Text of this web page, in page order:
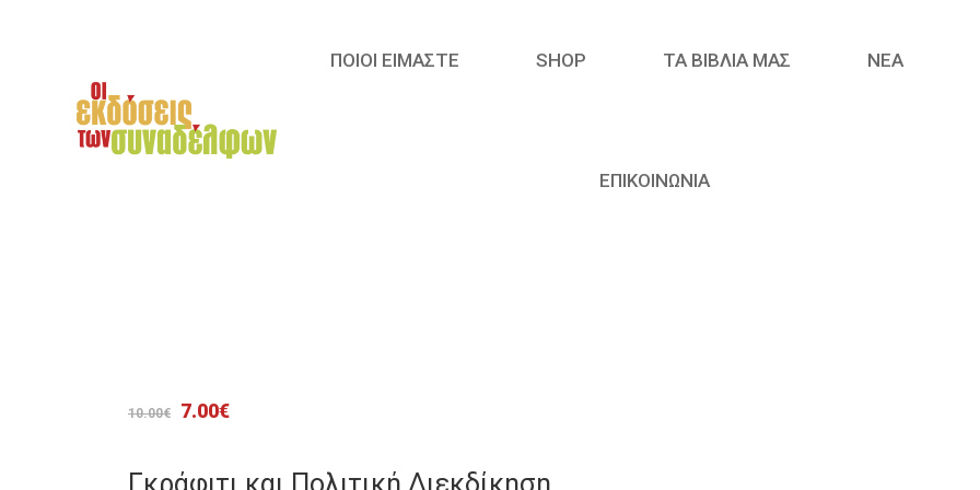
ΠΟΙΟΙ ΕΙΜΑΣΤΕ SHOP ΤΑ ΒΙΒΛΙΑ ΜΑΣ ΝΈΑ
ΕΠΙΚΟΙΝΩΝΙΑ
10.00€
Original
was:
7.00€Η